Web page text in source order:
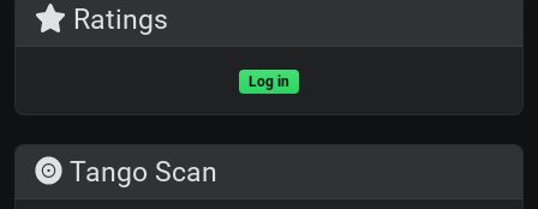
Ratings
Log in
Tango Scan